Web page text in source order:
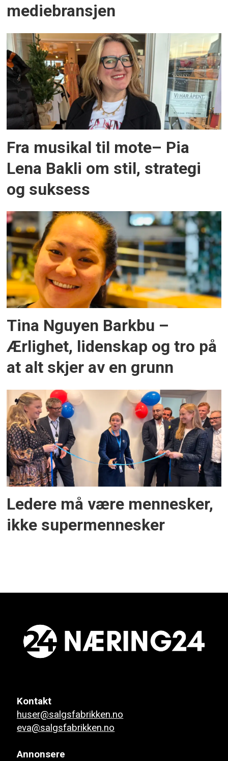
mediebransjen
Fra musikal til mote– Pia
Lena Bakli om stil, strategi
og suksess
Tina Nguyen Barkbu –
Ærlighet, lidenskap og tro på
at alt skjer av en grunn
Ledere må være mennesker,
ikke supermennesker
Kontakt
huser@salgsfabrikken.no
eva@salgsfabrikken.no
Annonsere